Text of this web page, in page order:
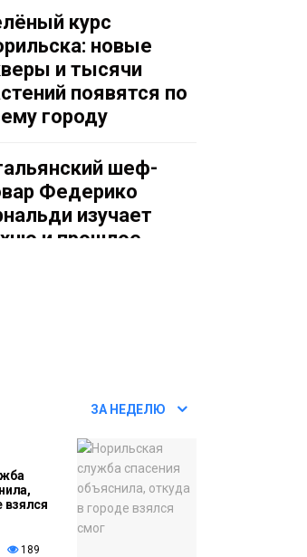
курс
новые
и тысячи
появятся по
городу
шеф-
Федерико
изучает
и прошлое
турнире
проспект
закроют в
с Днём
«Башни»
ЗА НЕДЕЛЮ
взялся
189